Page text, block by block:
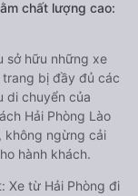
chất lượng cao:
sở hữu những xe
bị đầy đủ các
di chuyển của
Hải Phòng Lào
không ngừng cải
hành khách.
Xe từ Hải Phòng đi